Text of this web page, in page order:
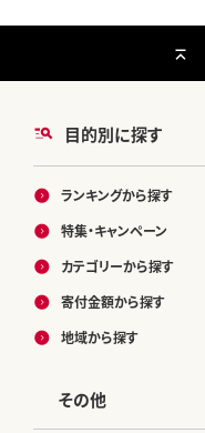
目的別に探す
ランキングから探す
特集・キャンペーン
カテゴリーから探す
寄付金額から探す
地域から探す
その他